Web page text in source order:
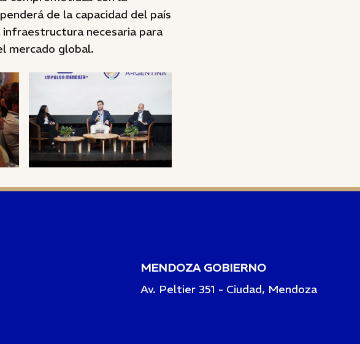
de la capacidad del país
necesaria para
mercado global.
MENDOZA GOBIERNO
Av. Peltier 351 - Ciudad, Mendoza